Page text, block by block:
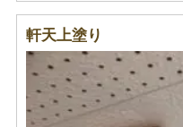
軒天上塗り